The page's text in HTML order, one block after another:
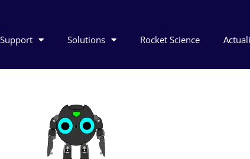
Support Solutions Rocket Science